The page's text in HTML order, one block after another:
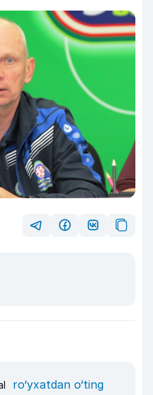
ro‘yxatdan o‘ting